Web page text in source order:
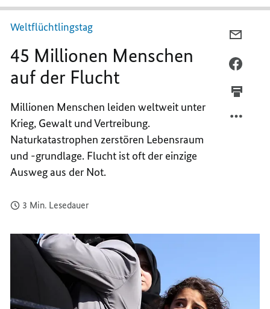
Flucht
Weltflüchtlingstag
45 Millionen Menschen
auf der Flucht
Millionen Menschen leiden weltweit unter
Krieg, Gewalt und Vertreibung.
Naturkatastrophen zerstören Lebensraum
und -grundlage. Flucht ist oft der einzige
Ausweg aus der Not.
3 Min. Lesedauer